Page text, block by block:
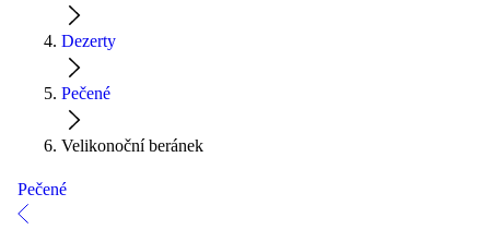
Dezerty
Pečené
Velikonoční beránek
Pečené